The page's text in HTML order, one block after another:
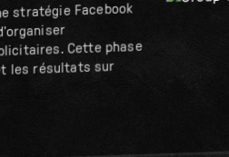
stratégie Facebook
Cette phase
les résultats sur